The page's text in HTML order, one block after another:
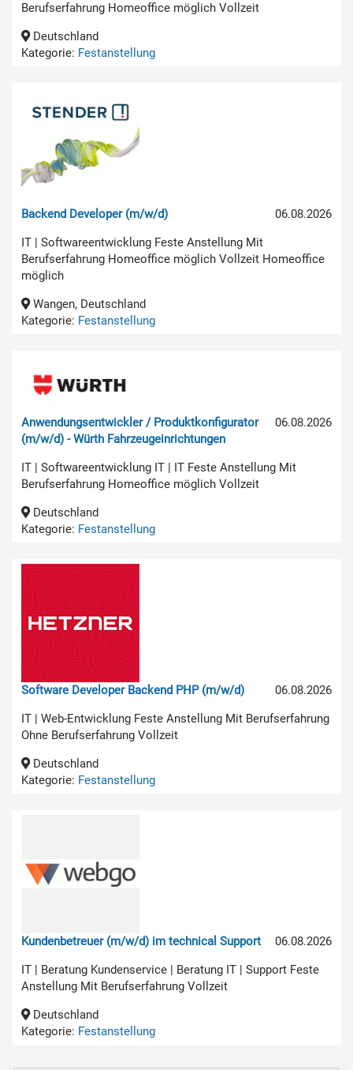
Berufserfahrung Homeoffice möglich Vollzeit
Deutschland
Kategorie: Festanstellung
06.08.2026
Backend Developer (m/w/d)
IT | Softwareentwicklung Feste Anstellung Mit
Berufserfahrung Homeoffice möglich Vollzeit Homeoffice
möglich
Wangen, Deutschland
Kategorie: Festanstellung
06.08.2026
Anwendungsentwickler / Produktkonfigurator
(m/w/d) - Würth Fahrzeugeinrichtungen
IT | Softwareentwicklung IT | IT Feste Anstellung Mit
Berufserfahrung Homeoffice möglich Vollzeit
Deutschland
Kategorie: Festanstellung
06.08.2026
Software Developer Backend PHP (m/w/d)
IT | Web-Entwicklung Feste Anstellung Mit Berufserfahrung
Ohne Berufserfahrung Vollzeit
Deutschland
Kategorie: Festanstellung
06.08.2026
Kundenbetreuer (m/w/d) im technical Support
IT | Beratung Kundenservice | Beratung IT | Support Feste
Anstellung Mit Berufserfahrung Vollzeit
Deutschland
Kategorie: Festanstellung